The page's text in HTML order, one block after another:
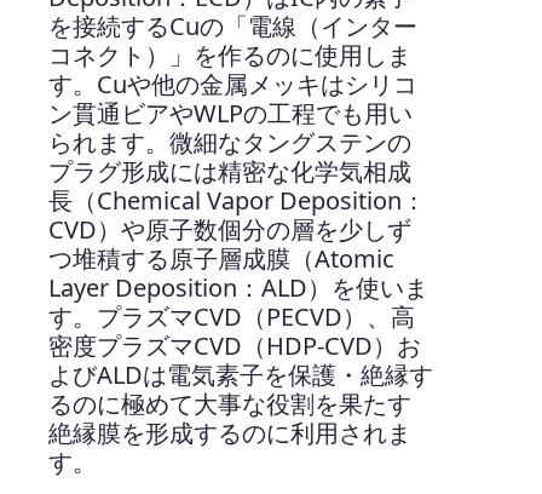
を接続するCuの「電線（インター
コネクト）」を作るのに使用しま
す。Cuや他の金属メッキはシリコ
ン貫通ビアやWLPの工程でも用い
られます。微細なタングステンの
プラグ形成には精密な化学気相成
長（Chemical Vapor Deposition：
CVD）や原子数個分の層を少しず
つ堆積する原子層成膜（Atomic
Layer Deposition：ALD）を使いま
す。プラズマCVD（PECVD）、高
密度プラズマCVD（HDP-CVD）お
よびALDは電気素子を保護・絶縁す
るのに極めて大事な役割を果たす
絶縁膜を形成するのに利用されま
す。